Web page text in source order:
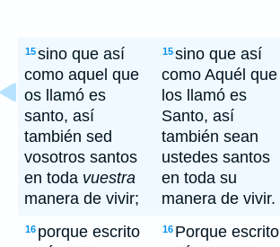
15sino que así
como aquel que
os llamó es
santo, así
también sed
vosotros santos
en toda vuestra
manera de vivir;
15sino que así
como Aquél que
los llamó es
Santo, así
también sean
ustedes santos
en toda su
manera de vivir.
16 porque escrito
16 Porque escrito